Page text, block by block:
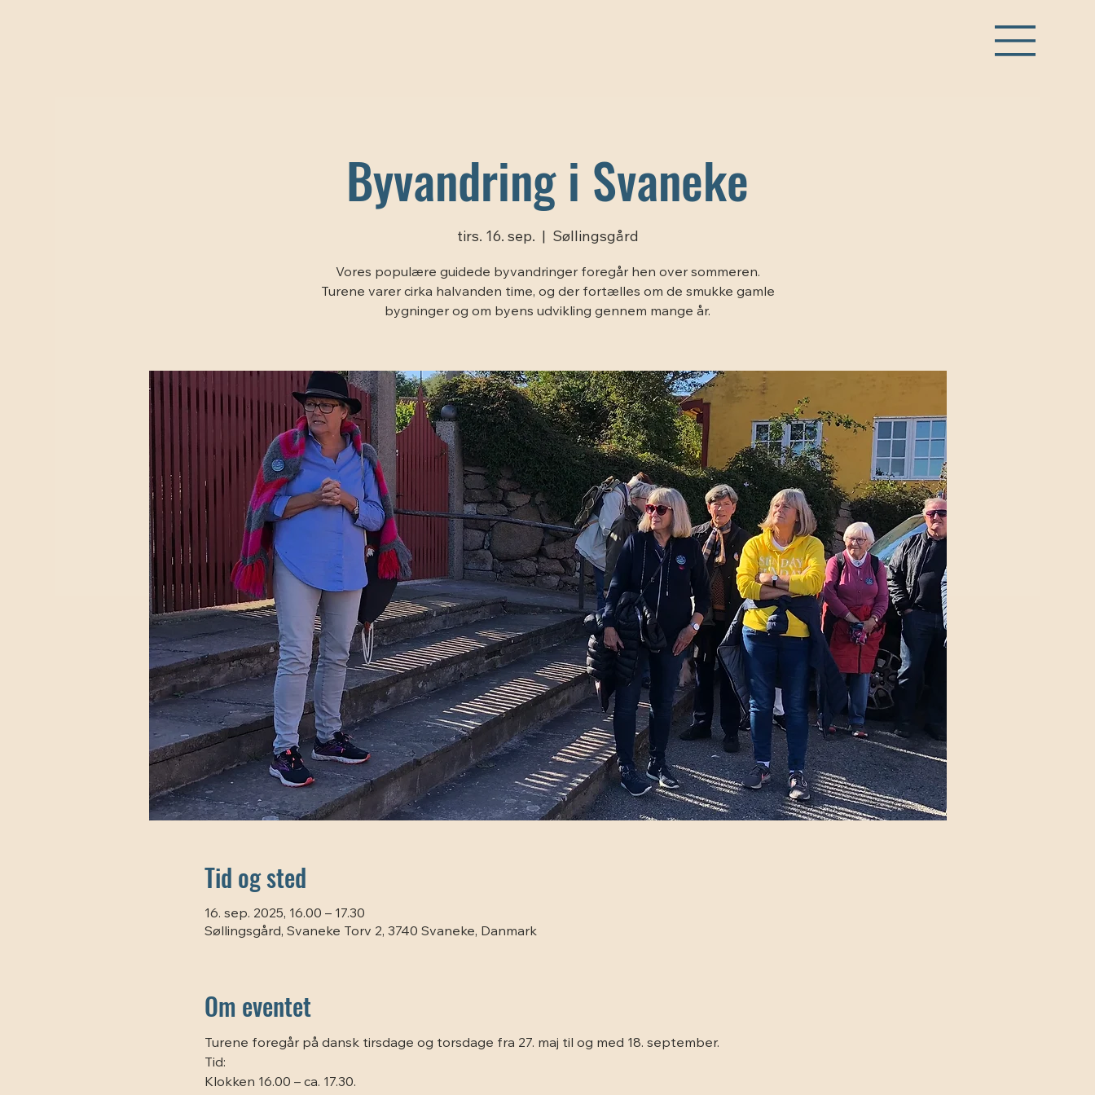
Byvandring i Svaneke
tirs. 16. sep. Søllingsgård
Vores populære guidede byvandringer foregår hen over sommeren.
Turene varer cirka halvanden time, og der fortælles om de smukke gamle
bygninger og om byens udvikling gennem mange år.
Tid og sted
16. sep. 2025, 16.00 – 17.30
Søllingsgård, Svaneke Torv 2, 3740 Svaneke, Danmark
Om eventet
Turene foregår på dansk tirsdage og torsdage fra 27. maj til og med 18. september.
Tid:
Klokken 16.00 – ca. 17.30.